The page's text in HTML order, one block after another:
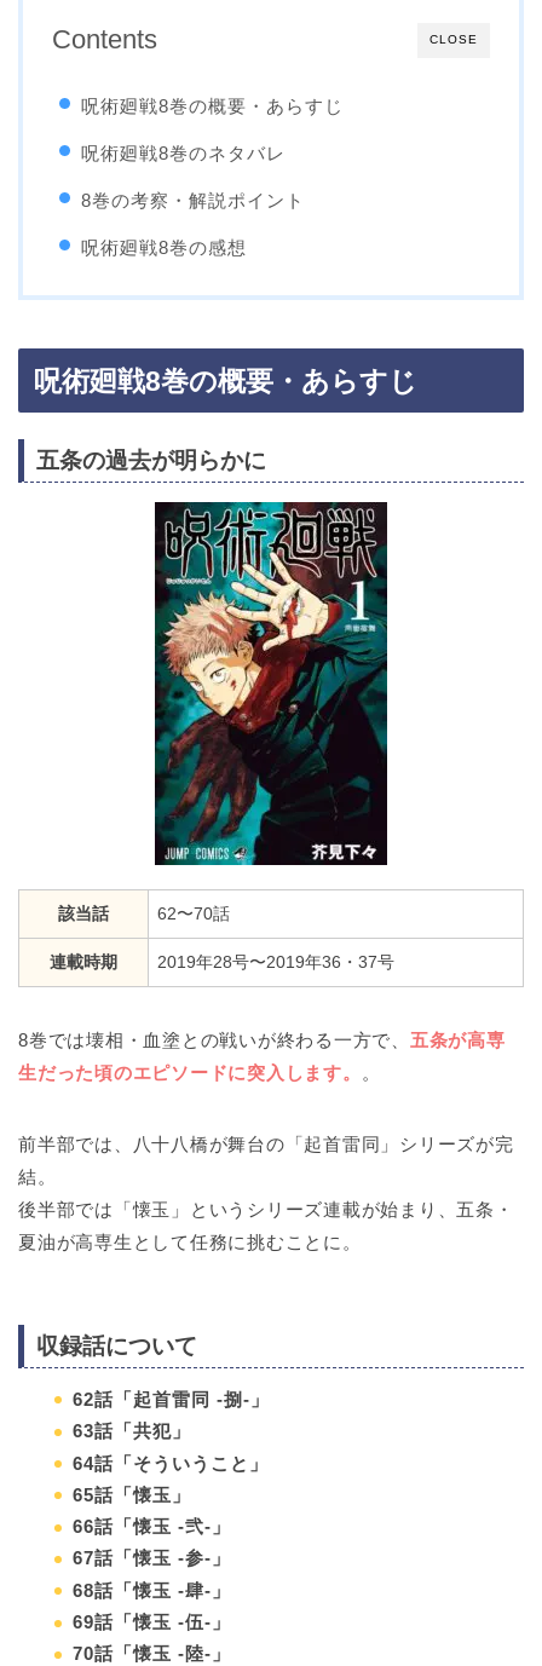
CLOSE
Contents
呪術廻戦8巻の概要・あらすじ
呪術廻戦8巻のネタバレ
8巻の考察・解説ポイント
呪術廻戦8巻の感想
呪術廻戦8巻の概要・あらすじ
五条の過去が明らかに
該当話 62〜70話
連載時期 2019年28号〜2019年36・37号
8巻では壊相・血塗との戦いが終わる一方で、 五条が高専
生だった頃のエピソードに突入します。 。
前半部では、八十八橋が舞台の「起首雷同」シリーズが完
結。
後半部では「懐玉」というシリーズ連載が始まり、五条・
夏油が高専生として任務に挑むことに。
収録話について
62話「起首雷同 -捌-」
63話「共犯」
64話「そういうこと」
65話「懐玉」
66話「懐玉 -弐-」
67話「懐玉 -参-」
68話「懐玉 -肆-」
69話「懐玉 -伍-」
70話「懐玉 -陸-」